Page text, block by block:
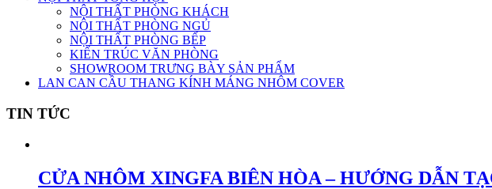
NỘI THẤT PHÒNG KHÁCH
NỘI THẤT PHÒNG NGỦ
NỘI THẤT PHÒNG BẾP
KIẾN TRÚC VĂN PHÒNG
SHOWROOM TRƯNG BÀY SẢN PHẨM
LAN CAN CẦU THANG KÍNH MÁNG NHÔM COVER
TIN TỨC
CỬA NHÔM XINGFA BIÊN HÒA – HƯỚNG DẪN